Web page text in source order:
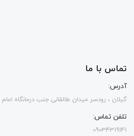
تماس با ما
آدرس:
گیلان ، رودسر میدان طالقانی جنب درمانگاه امام
تلفن تماس:
09034319141